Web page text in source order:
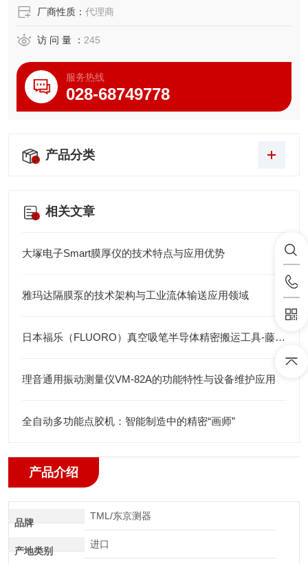
厂商性质： 代理商
访 问 量 ： 245
服务热线
028-68749778
产品分类
相关文章
大塚电子Smart膜厚仪的技术特点与应用优势
雅玛达隔膜泵的技术架构与工业流体输送应用领域
日本福乐（FLUORO）真空吸笔半导体精密搬运工具-藤田光学
理音通用振动测量仪VM-82A的功能特性与设备维护应用
全自动多功能点胶机：智能制造中的精密“画师”
产品介绍
品牌
TML/东京测器
产地类别
进口